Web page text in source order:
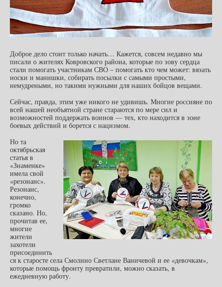
Доброе дело стоит только начать… Кажется, совсем недавно мы
писали о жителях Ковровского района, которые по зову сердца
стали помогать участникам СВО – помогать кто чем может: вязать
носки и манишки, собирать посылки с самыми простыми,
немудреными, но такими нужными для наших бойцов вещами.
Сейчас, правда, этим уже никого не удивишь. Многие россияне по
всей нашей необъятной стране стараются по мере сил и
возможностей поддержать воинов — тех, кто находится в зоне
боевых действий и борется с нацизмом.
Но та
октябрьская
статья в
«Знаменке»
имела свой
«резонанс».
Резонанс,
конечно,
громко
сказано. Но,
прочитав ее,
многие
жители
захотели
присоединить
ся к старосте села Смолино Светлане Ваничевой и ее «девочкам»,
которые помощь фронту превратили, можно сказать, в
ежедневную работу.